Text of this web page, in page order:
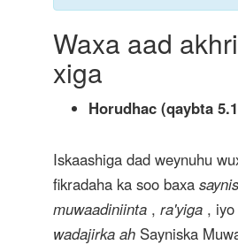
Waxa aad
xiga
Horudhac (qaybta
Iskaashiga dad weynuhu
fikradaha ka soo baxa
muwaadiniinta , ra'yiga , iyo
wadajirka ah Sayniska